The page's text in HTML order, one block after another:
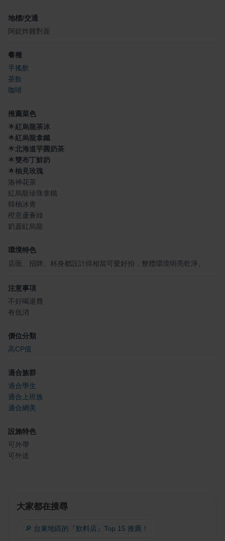
地標/交通
阿鋐炸雞對面
餐種
手搖飲
茶飲
咖啡
推薦菜色
🌟紅烏龍茶冰
🌟紅烏龍拿鐵
🌟北海道芋圓奶茶
🌟雙布丁鮮奶
🌟柚見玫瑰
洛神花茶
紅烏龍珍珠拿鐵
韓柚冰青
橙意蘆薈綠
奶蓋紅烏龍
環境特色
店面、招牌、杯身都設計得相當可愛好拍，整體環境明亮乾淨。
注意事項
不好喝退費
有低消
價位分類
高CP值
適合族群
適合學生
適合上班族
適合網美
設施特色
可外帶
可外送
大家都在搜尋
🔎 台東地區的『飲料店』Top 15 推薦！